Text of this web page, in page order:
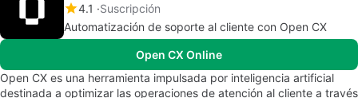
4.1
Suscripción
Automatización de soporte al cliente con Open CX
Open CX Online
Open CX es una herramienta impulsada por inteligencia artificial
destinada a optimizar las operaciones de atención al cliente a través